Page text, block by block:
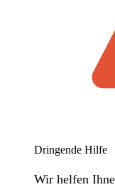
Dringende Hilfe
Wir helfen